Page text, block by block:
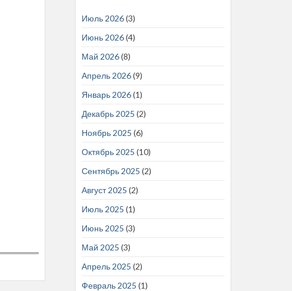
Июль 2026(3)
Июнь 2026(4)
Май 2026(8)
Апрель 2026(9)
Январь 2026(1)
Декабрь 2025 (2)
Ноябрь 2025 (6)
Октябрь 2025 (10)
Сентябрь 2025 (2)
Август 2025 (2)
Июль 2025 (1)
Июнь 2025 (3)
Май 2025 (3)
Апрель 2025 (2)
Февраль 2025 (1)